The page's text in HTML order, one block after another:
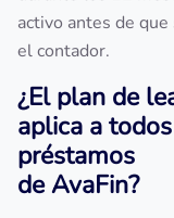
activo antes de
el contador.
¿El plan de
aplica a
préstamos
de AvaFin?